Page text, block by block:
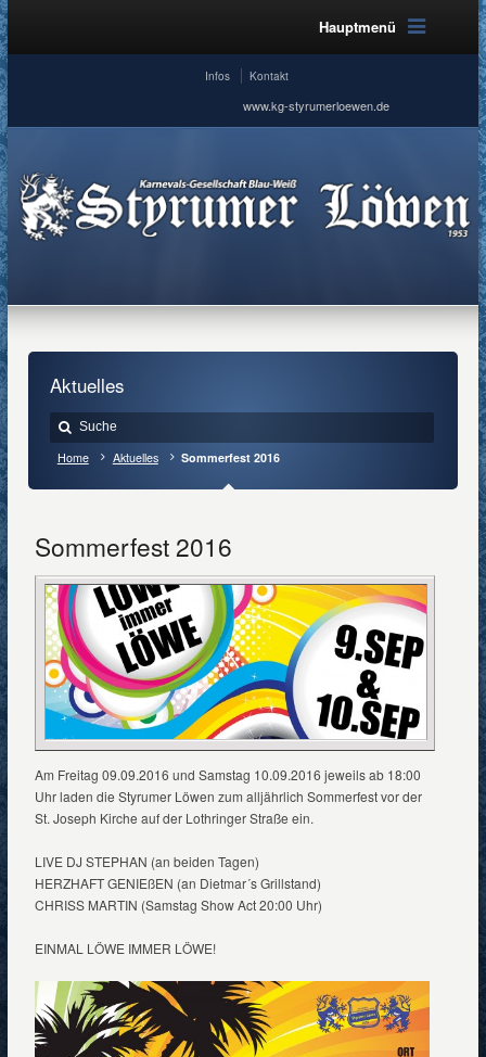
Hauptmenü
Infos Kontakt
www.kg-styrumerloewen.de
Aktuelles
Home Aktuelles Sommerfest 2016
Sommerfest 2016
Am Freitag 09.09.2016 und Samstag 10.09.2016 jeweils ab 18:00
Uhr laden die Styrumer Löwen zum alljährlich Sommerfest vor der
St. Joseph Kirche auf der Lothringer Straße ein.
LIVE DJ STEPHAN (an beiden Tagen)
HERZHAFT GENIEßEN (an Dietmar´s Grillstand)
CHRISS MARTIN (Samstag Show Act 20:00 Uhr)
EINMAL LÖWE IMMER LÖWE!